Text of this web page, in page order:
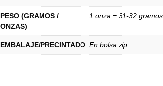
PESO (GRAMOS /
ONZAS)
1 onza = 31-32 gramos
EMBALAJE/PRECINTADO En bolsa zip